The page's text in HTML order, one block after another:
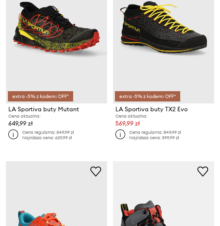
extra -5% z kodem: OFF*
LA Sportiva buty Mutant
Cena aktualna:
649,99 zł
Cena regularna:849,99 zł
Najniższa cena:629,99 zł
extra -5% z kodem: OFF*
LA Sportiva buty TX2 Evo
Cena aktualna:
569,99 zł
Cena regularna:849,99 zł
Najniższa cena:599,99 zł